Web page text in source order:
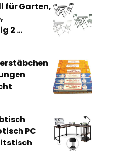
für Garten,
2 ...
PC